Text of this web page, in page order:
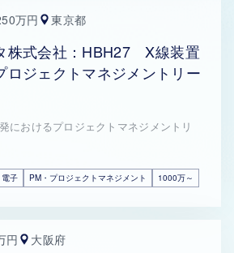
万円 東京都
株式会社：HBH27 X線装置
ロジェクトマネジメントリー
おけるプロジェクトマネジメントリ
電子 PM・プロジェクトマネジメント 1000万～
円 大阪府